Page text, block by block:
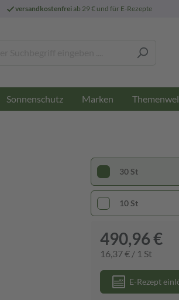
versandkostenfreiab 29 € und für E-Rezepte
Sonnenschutz Marken
30 St
10 St
490,96 €
16,37 € / 1 St
E-Rezept